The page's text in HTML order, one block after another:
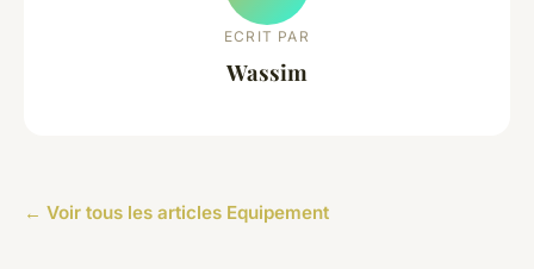
ECRIT PAR
Wassim
← Voir tous les articles Equipement